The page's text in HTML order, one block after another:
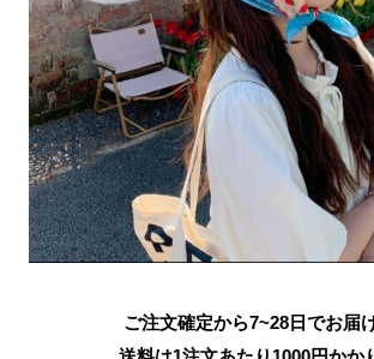
ご注文確定から7~28日でお届